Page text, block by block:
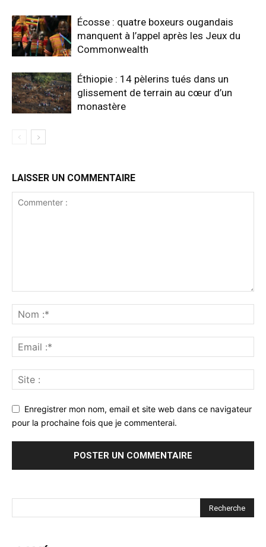
Écosse : quatre boxeurs ougandais
manquent à l’appel après les Jeux du
Commonwealth
Éthiopie : 14 pèlerins tués dans un
glissement de terrain au cœur d’un
monastère
LAISSER UN COMMENTAIRE
Enregistrer mon nom, email et site web dans ce navigateur
pour la prochaine fois que je commenterai.